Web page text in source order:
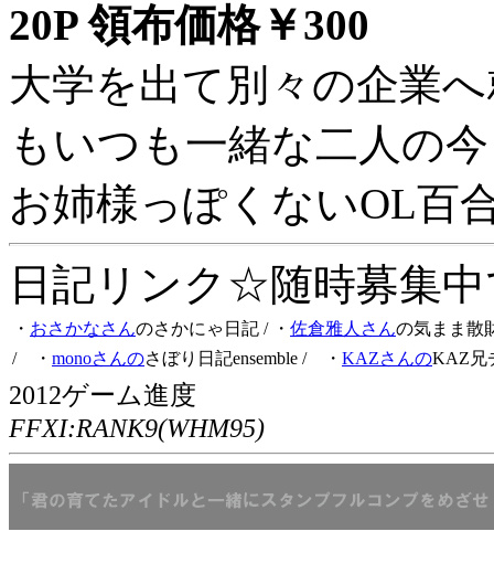
20P 領布価格￥300
大学を出て別々の企業
もいつも一緒な二人の
お姉様っぽくないOL百
日記リンク☆随時募集
・ おさかなさんのさかにゃ日記 / ・ 佐倉雅人さんの気まま散
/ ・ monoさんのさぼり日記ensemble / ・ KAZさんのKAZ兄
2012ゲーム進度
FFXI:RANK9(WHM95)